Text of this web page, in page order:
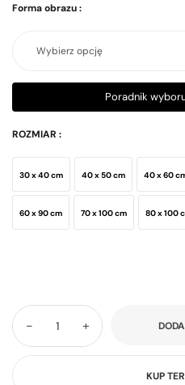
Forma obrazu:
Poradnik
ROZMIAR :
30 x 40 cm 40 x 50 cm 40 x 60
60 x 90 cm 70 x 100 cm 80 x 100
- +
KUP